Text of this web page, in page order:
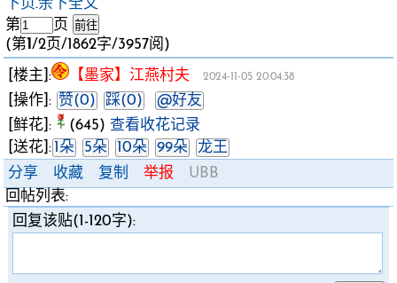
下页.余下全文
第
页
(第1 /2页/1862字/3957阅)
[楼主]: 【墨家】江燕村夫 2024-11-05 20:04:38
[操作]: 赞(0) 踩(0)
@好友
[鲜花]:
(645) 查看收花记录
[送花]: 1朵 5朵 10朵 99朵
龙王
分享
收藏 复制 举报
UBB
回帖列表:
回复该贴(1-120字):